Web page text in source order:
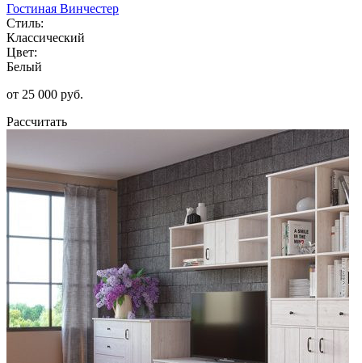
Гостиная Винчестер
Стиль:
Классический
Цвет:
Белый
от 25 000 руб.
Рассчитать